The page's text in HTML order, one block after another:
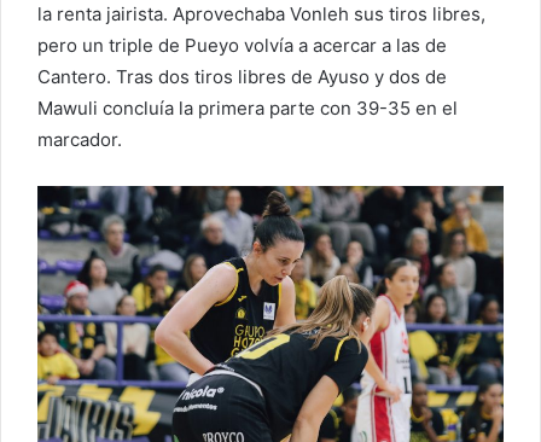
la renta jairista. Aprovechaba Vonleh sus tiros libres,
pero un triple de Pueyo volvía a acercar a las de
Cantero. Tras dos tiros libres de Ayuso y dos de
Mawuli concluía la primera parte con 39-35 en el
marcador.